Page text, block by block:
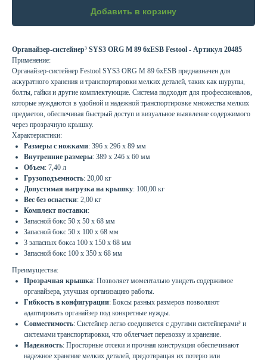
Добавить в корзину
Органайзер-систейнер³ SYS3 ORG M 89 6xESB Festool - Артикул 20485
Применение:
Органайзер-систейнер Festool SYS3 ORG M 89 6xESB предназначен для
аккуратного хранения и транспортировки мелких деталей, таких как шурупы,
болты, гайки и другие комплектующие. Система подходит для профессионалов,
которые нуждаются в удобной и надежной транспортировке множества мелких
предметов, обеспечивая быстрый доступ и визуальное выявление содержимого
через прозрачную крышку.
Характеристики:
Размеры с ножками: 396 x 296 x 89 мм
Внутренние размеры: 389 x 246 x 60 мм
Объем: 7,40 л
Грузоподъемность: 20,00 кг
Допустимая нагрузка на крышку: 100,00 кг
Вес без оснастки: 2,00 кг
Комплект поставки:
Запасной бокс 50 x 50 x 68 мм
Запасной бокс 50 x 100 x 68 мм
3 запасных бокса 100 x 150 x 68 мм
Запасной бокс 100 x 350 x 68 мм
Преимущества:
Прозрачная крышка: Позволяет моментально увидеть содержимое
органайзера, улучшая организацию работы.
Гибкость в конфигурации: Боксы разных размеров позволяют
адаптировать органайзер под конкретные нужды.
Совместимость: Систейнер легко соединяется с другими систейнерами³ и
системами транспортировки, что облегчает перевозку и хранение.
Надежность: Просторные отсеки и прочная конструкция обеспечивают
надежное хранение мелких деталей, предотвращая их потерю или